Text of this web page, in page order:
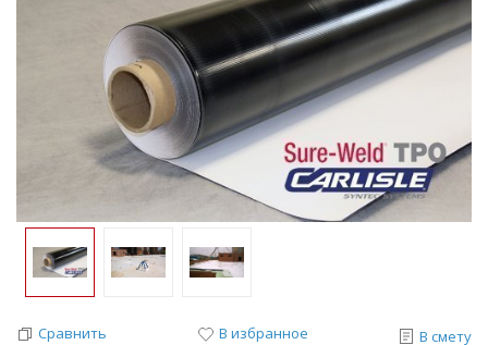
Сравнить В избранное В смету